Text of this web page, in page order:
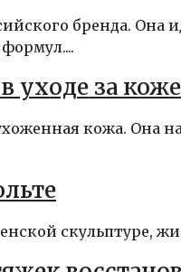
бренда. Она
уходе за
кожа. Она
скульптуре,